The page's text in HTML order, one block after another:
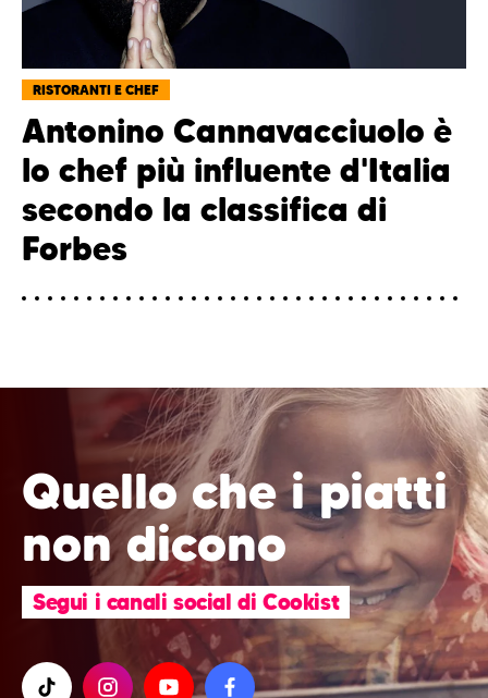
RISTORANTI E CHEF
Antonino Cannavacciuolo è
lo chef più influente d'Italia
secondo la classifica di
Forbes
Quello che i piatti
non dicono
Segui i canali social di Cookist